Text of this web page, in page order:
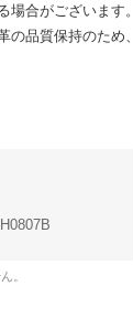
合がございます。
品質保持のため、
。